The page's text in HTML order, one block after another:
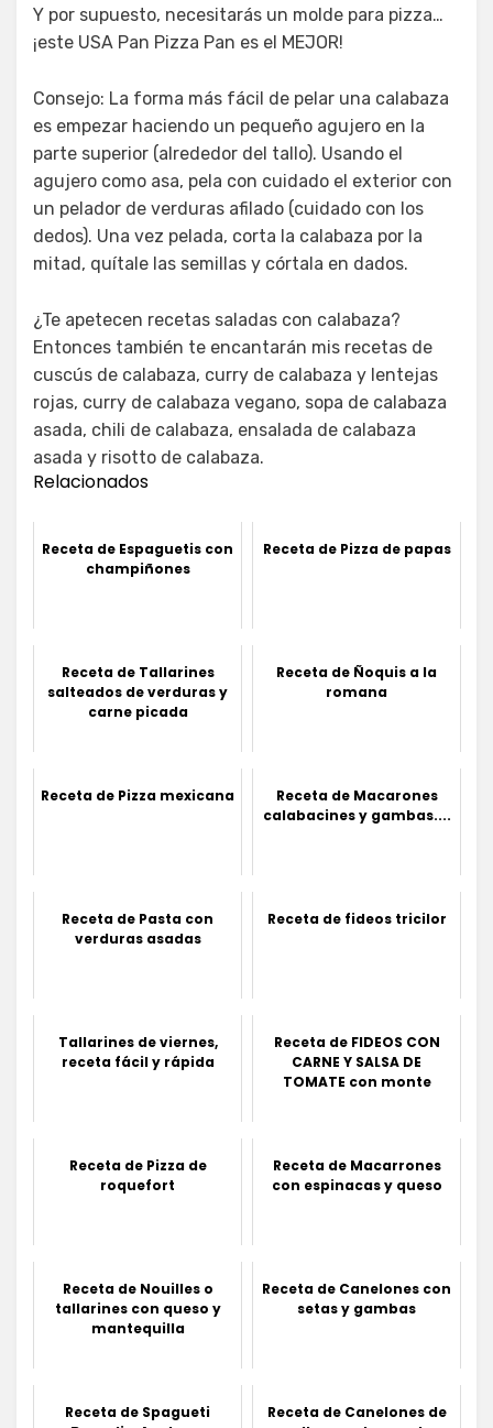
Y por supuesto, necesitarás un molde para pizza…
¡este USA Pan Pizza Pan es el MEJOR!
Consejo: La forma más fácil de pelar una calabaza
es empezar haciendo un pequeño agujero en la
parte superior (alrededor del tallo). Usando el
agujero como asa, pela con cuidado el exterior con
un pelador de verduras afilado (cuidado con los
dedos). Una vez pelada, corta la calabaza por la
mitad, quítale las semillas y córtala en dados.
¿Te apetecen recetas saladas con calabaza?
Entonces también te encantarán mis recetas de
cuscús de calabaza, curry de calabaza y lentejas
rojas, curry de calabaza vegano, sopa de calabaza
asada, chili de calabaza, ensalada de calabaza
asada y risotto de calabaza.
Relacionados
Receta de Espaguetis con
champiñones
Receta de Pizza de papas
Receta de Tallarines
salteados de verduras y
carne picada
Receta de Ñoquis a la
romana
Receta de Pizza mexicana
Receta de Macarones
calabacines y gambas....
Receta de Pasta con
verduras asadas
Receta de fideos tricilor
Tallarines de viernes,
receta fácil y rápida
Receta de FIDEOS CON
CARNE Y SALSA DE
TOMATE con monte
Receta de Pizza de
roquefort
Receta de Macarrones
con espinacas y queso
Receta de Nouilles o
tallarines con queso y
mantequilla
Receta de Canelones con
setas y gambas
Receta de Spagueti
Receta de Canelones de